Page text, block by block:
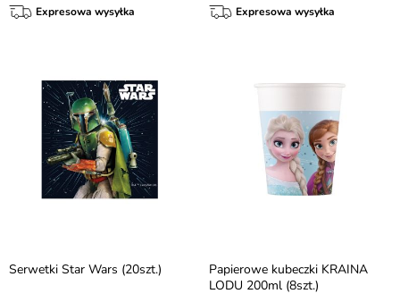
Expresowa wysyłka Expresowa wysyłka
Serwetki Star Wars (20szt.)
Papierowe kubeczki KRAINA
LODU 200ml (8szt.)